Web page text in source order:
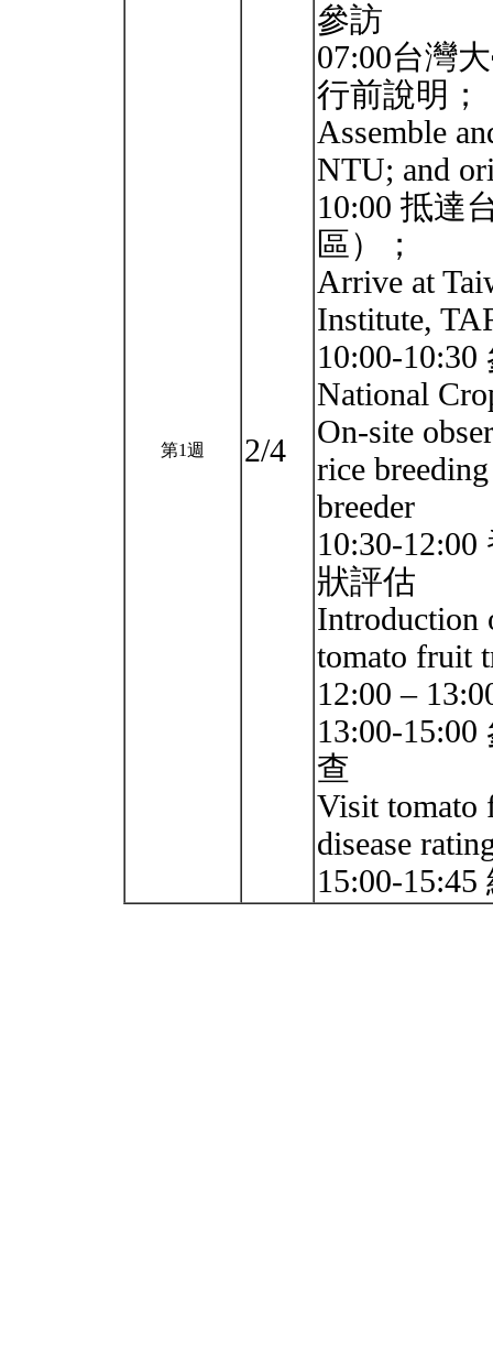
第1週 2/4
參訪
07:00台灣
行前說明；
Assemble
NTU; and
10:00 抵達
區）；
Arrive at
Institute,
10:00-
National
On-site
rice
breeder
10:30-
狀評估
Introduction
tomato fruit
12:00 –
13:00-
查
Visit tomato
disease
15:00-